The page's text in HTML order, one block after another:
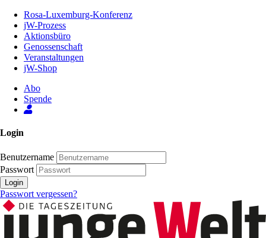
Inhalt
Seite
Rosa-Luxemburg-Konferenz
jW-Prozess
Aktionsbüro
Genossenschaft
Veranstaltungen
jW-Shop
Abo
Spende
Login
Benutzername
Passwort
Login
Passwort vergessen?